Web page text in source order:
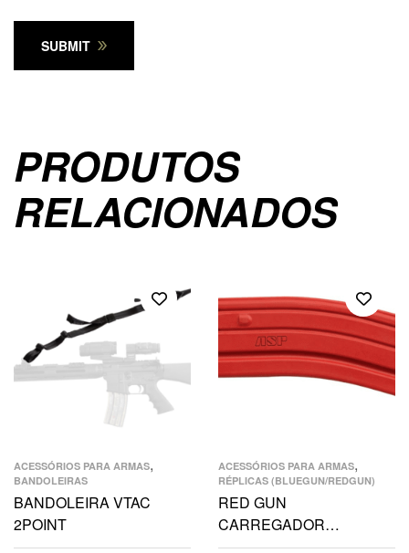
SUBMIT
PRODUTOS
RELACIONADOS
ACESSÓRIOS PARA ARMAS,
BANDOLEIRAS
BANDOLEIRA VTAC
2POINT
ACESSÓRIOS PARA ARMAS,
RÉPLICAS (BLUEGUN/REDGUN)
RED GUN
CARREGADOR
GOVERNMENT